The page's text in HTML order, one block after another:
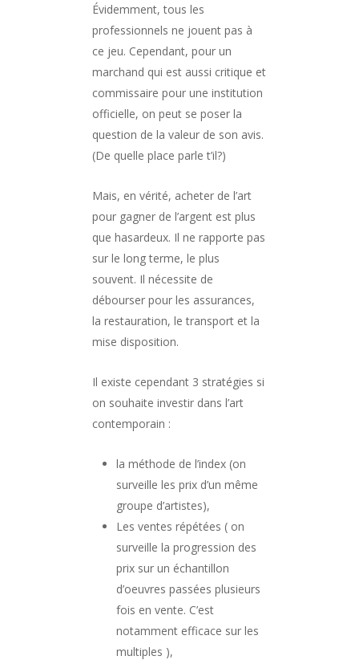
Évidemment, tous les
professionnels ne jouent pas à
ce jeu. Cependant, pour un
marchand qui est aussi critique et
commissaire pour une institution
officielle, on peut se poser la
question de la valeur de son avis.
(De quelle place parle t’il?)
Mais, en vérité, acheter de l’art
pour gagner de l’argent est plus
que hasardeux. Il ne rapporte pas
sur le long terme, le plus
souvent. Il nécessite de
débourser pour les assurances,
la restauration, le transport et la
mise disposition.
Il existe cependant 3 stratégies si
on souhaite investir dans l’art
contemporain :
la méthode de l’index (on
surveille les prix d’un même
groupe d’artistes),
Les ventes répétées ( on
surveille la progression des
prix sur un échantillon
d’oeuvres passées plusieurs
fois en vente. C’est
notamment efficace sur les
multiples ),